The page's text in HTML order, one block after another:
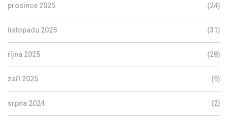
prosince 2025 (24)
listopadu 2025 (31)
října 2025 (28)
září 2025 (9)
srpna 2024 (2)